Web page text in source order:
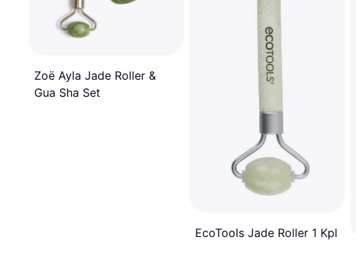
Zoë Ayla Jade Roller &
Gua Sha Set
EcoTools Jade Roller 1 Kpl